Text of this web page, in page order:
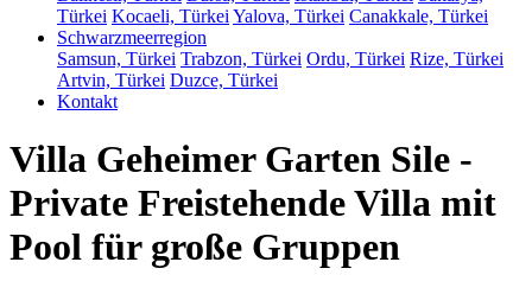
Türkei Kocaeli, Türkei Yalova, Türkei Canakkale, Türkei
Schwarzmeerregion
Samsun, Türkei Trabzon, Türkei Ordu, Türkei Rize, Türkei
Artvin, Türkei Duzce, Türkei
Kontakt
Villa Geheimer Garten Sile -
Private Freistehende Villa mit
Pool für große Gruppen